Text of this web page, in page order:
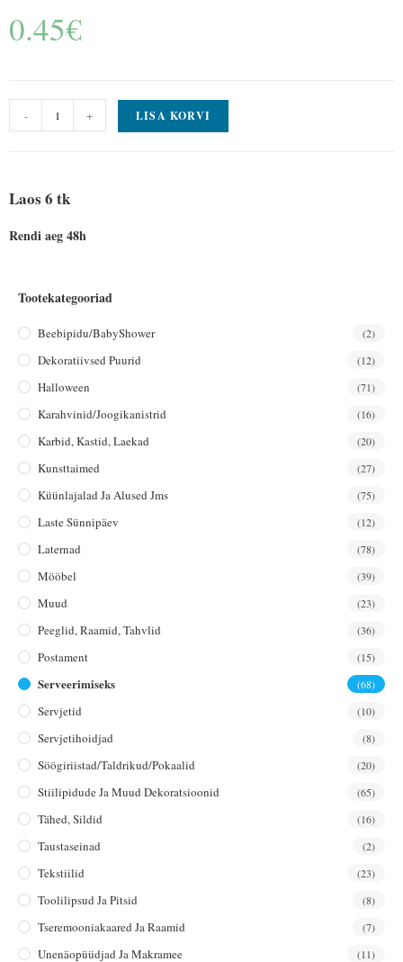
0.45€
- + LISA KORVI
Laos 6 tk
Rendi aeg 48h
Tootekategooriad
Beebipidu/BabyShower (2)
Dekoratiivsed Puurid (12)
Halloween (71)
Karahvinid/joogikanistrid (16)
Karbid, Kastid, Laekad (20)
Kunsttaimed (27)
Küünlajalad Ja Alused Jms (75)
Laste Sünnipäev (12)
Laternad (78)
Mööbel (39)
Muud (23)
Peeglid, Raamid, Tahvlid (36)
Postament (15)
Serveerimiseks (68)
Servjetid (10)
Servjetihoidjad (8)
Söögiriistad/taldrikud/pokaalid (20)
Stiilipidude Ja Muud Dekoratsioonid (65)
Tähed, Sildid (16)
Taustaseinad (2)
Tekstiilid (23)
Toolilipsud Ja Pitsid (8)
Tseremooniakaared Ja Raamid (7)
Unenäopüüdjad Ja Makramee (11)